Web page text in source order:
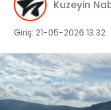
DÜNYA
MAGAZIN
SAĞLIK
Kuzeyin
Giriş: 21-05-2026 13:32